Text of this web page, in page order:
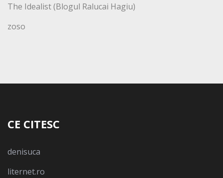
The Idealist (Blogul Ralucai Hagiu)
zoso
CE CITESC
denisuca
liternet.ro